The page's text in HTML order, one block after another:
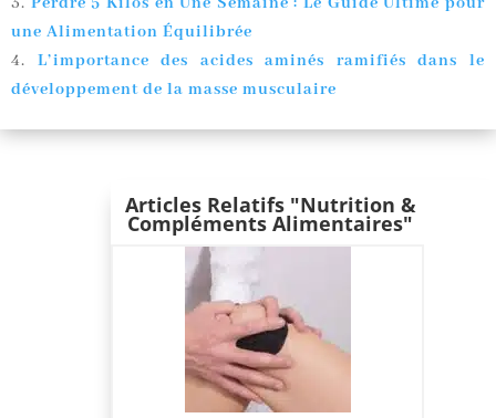
Articles Relatifs "Nutrition &
Compléments Alimentaires"
une Alimentation Équilibrée
L’importance des acides aminés ramifiés dans le
développement de la masse musculaire